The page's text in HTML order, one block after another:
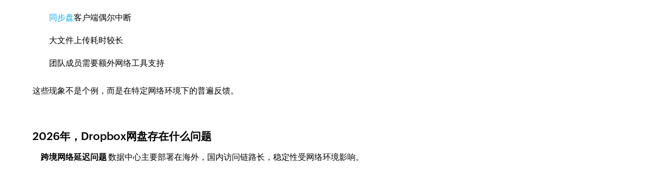
同步盘客户端偶尔中断
大文件上传耗时较长
团队成员需要额外网络工具支持
这些现象不是个例，而是在特定网络环境下的普遍反馈。
2026年，Dropbox网盘存在什么问题
跨境网络延迟问题数据中心主要部署在海外，国内访问链路长，稳定性受网络环境影响。